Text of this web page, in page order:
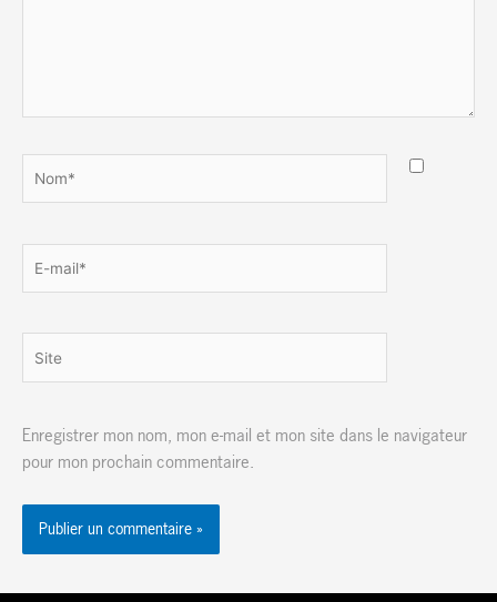
mail*
Enregistrer mon nom, mon e-mail et mon site dans le navigateur
pour mon prochain commentaire.